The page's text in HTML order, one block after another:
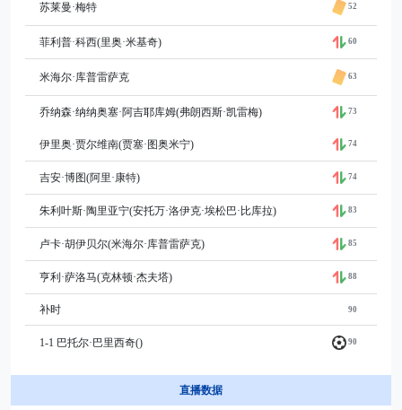
苏莱曼·梅特 52
菲利普·科西(里奥·米基奇) 60
米海尔·库普雷萨克 63
乔纳森·纳纳奥塞·阿吉耶库姆(弗朗西斯·凯雷梅) 73
伊里奥·贾尔维南(贾塞·图奥米宁) 74
吉安·博图(阿里·康特) 74
朱利叶斯·陶里亚宁(安托万·洛伊克·埃松巴·比库拉) 83
卢卡·胡伊贝尔(米海尔·库普雷萨克) 85
亨利·萨洛马(克林顿·杰夫塔) 88
补时 90
1-1 巴托尔·巴里西奇() 90
直播数据